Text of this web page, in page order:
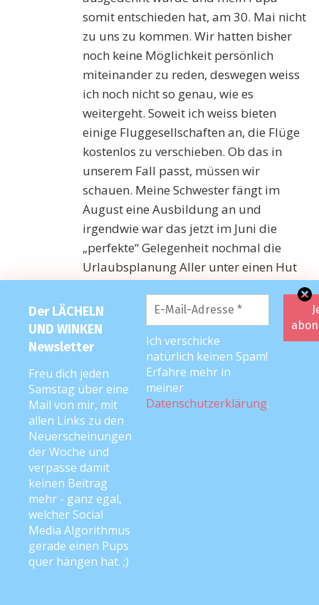
somit entschieden hat, am 30. Mai nicht
zu uns zu kommen. Wir hatten bisher
noch keine Möglichkeit persönlich
miteinander zu reden, deswegen weiss
ich noch nicht so genau, wie es
weitergeht. Soweit ich weiss bieten
einige Fluggesellschaften an, die Flüge
kostenlos zu verschieben. Ob das in
unserem Fall passt, müssen wir
schauen. Meine Schwester fängt im
August eine Ausbildung an und
irgendwie war das jetzt im Juni die
„perfekte“ Gelegenheit nochmal die
Urlaubsplanung Aller unter einen Hut
echt schwierig. Klar könnte man jetzt
sagen, ich war naiv zu glauben, das
könnte klappen, aber was soll ich sagen,
an irgendwas muss man sich ja
festhalten. Jedenfalls bin ich jetzt ganz
schön traurig und weiss auch noch gar
nicht so richtig, wie ich das unserer
Tochter beibringen soll. Kopfschmerzen
sind wohl vorprogrammiert.
Ansonsten gibt es diese Woche gar nicht
so viel neues zu berichten. In der Arbeit
haben wir uns auf die Wiedereröffnung
am Montag vorbereitet. Wie ich im
ersten Text erwähnt hatte, arbeite ich in
Der LÄCHELN
UND WINKEN
Newsletter
Freu dich jeden
Samstag über eine
Mail von mir, mit
allen Links zu den
Neuerscheinungen
der Woche und
verpasse damit
keinen Beitrag
mehr - ganz egal,
welcher Social
Media Algorithmus
gerade einen Pups
quer hängen hat. ;)
Ich verschicke
natürlich keinen Spam!
Erfahre mehr in
meiner
Datenschutzerklärung.